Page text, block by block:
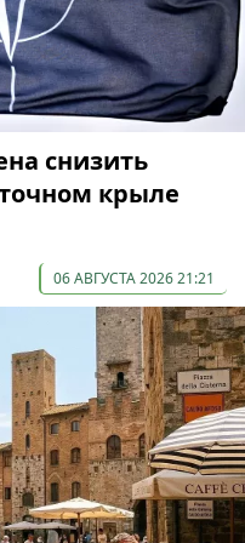
снизить
крыле
06 АВГУСТА 2026 21:21